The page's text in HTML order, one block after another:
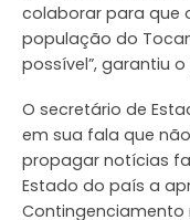
colaborar para que
população do
possível”, garantiu
O secretário de
em sua fala que
propagar notícias
Estado do país a
Contingenciamento